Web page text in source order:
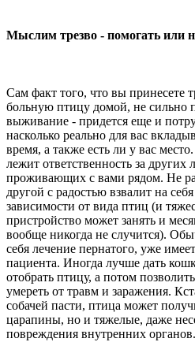
Мыслим трезво - помогать или
Сам факт того, что вы принесете
больную птицу домой, не сильно
выживание - придется еще и
насколько реально для вас
время, а также есть ли у вас
лежит ответственность за
проживающих с вами рядом. Не
другой с радостью взвалит на
зависимости от вида птиц (и
пристройство может занять и
вообще никогда не случится).
себя лечение пернатого, уже
пациента. Иногда лучше дать
отобрать птицу, а потом
умереть от травм и заражения.
собачей пасти, птица может
царапины, но и тяжелые, даже
повреждения внутренних органов.